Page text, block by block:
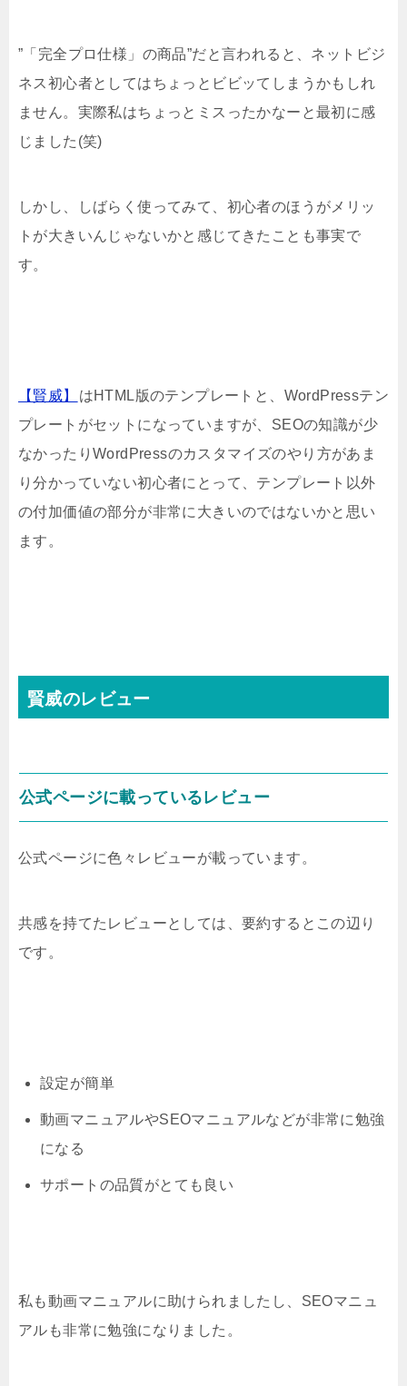
”「完全プロ仕様」の商品”だと言われると、ネットビジ
ネス初心者としてはちょっとビビッてしまうかもしれ
ません。実際私はちょっとミスったかなーと最初に感
じました(笑)
しかし、しばらく使ってみて、初心者のほうがメリッ
トが大きいんじゃないかと感じてきたことも事実で
す。
【賢威】
はHTML版のテンプレートと、WordPressテン
プレートがセットになっていますが、SEOの知識が少
なかったりWordPressのカスタマイズのやり方があま
り分かっていない初心者にとって、テンプレート以外
の付加価値の部分が非常に大きいのではないかと思い
ます。
賢威のレビュー
公式ページに載っているレビュー
公式ページに色々レビューが載っています。
共感を持てたレビューとしては、要約するとこの辺り
です。
設定が簡単
動画マニュアルやSEOマニュアルなどが非常に勉強
になる
サポートの品質がとても良い
私も動画マニュアルに助けられましたし、SEOマニュ
アルも非常に勉強になりました。